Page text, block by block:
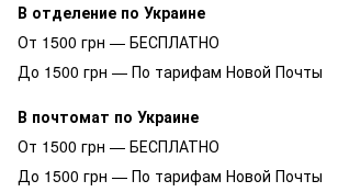
В отделение по Украине
От 1500 грн — БЕСПЛАТНО
До 1500 грн — По тарифам Новой Почты
В почтомат по Украине
От 1500 грн — БЕСПЛАТНО
До 1500 грн — По тарифам Новой Почты